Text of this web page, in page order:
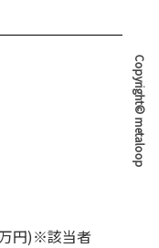
円)※該当者
Copyright© metaloop